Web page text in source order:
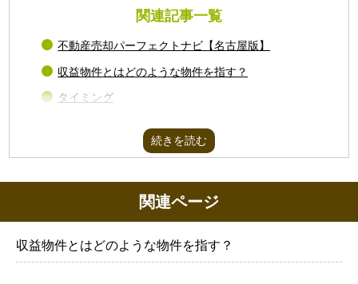
関連記事一覧
不動産売却パーフェクトナビ【名古屋版】
収益物件とはどのような物件を指す？
タイミング
絶対に避けたい家賃滞納のリスク
売却にかかる費用と税金関連ページ
収益物件とはどのような物件を指す？